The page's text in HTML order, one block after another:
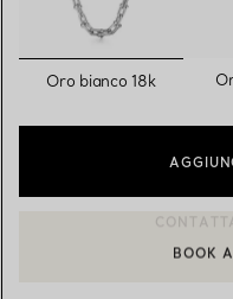
selezionato/i
Oro bianco 18k
CONTATTA UNBOOK